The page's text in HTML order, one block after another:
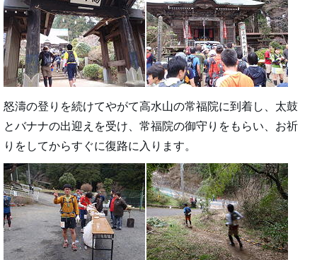
怒濤の登りを続けてやがて高水山の常福院に到着し、太鼓
とバナナの出迎えを受け、常福院の御守りをもらい、お祈
りをしてからすぐに復路に入ります。